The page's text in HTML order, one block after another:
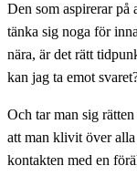
Den som aspirerar på
tänka sig noga för
nära, är det rätt
kan jag ta emot
Och tar man sig
att man klivit över
kontakten med en